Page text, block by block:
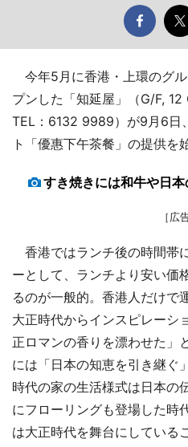
今年5月に香港・上環のグ
プンした「知延屋」（G/F,
TEL：6132 9989）が9月6日
ト「優惠下午茶餐」の提供を
すき焼きには和牛や日本
［広
香港ではランチ後の時間帯
ーとして、ランチより安い価
るのが一般的。香港人だけで
大正時代からインスピレーシ
正ロマンの香りを漂わせた」
には「日本の知恵を引き継ぐ
時代の家の生活様式は日本の
にフローリングも登場した時
は大正時代を舞台にしている